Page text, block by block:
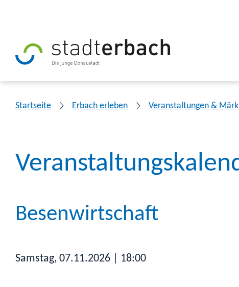
Startseite Erbach erleben Veranstaltungen &
Samstag, 07.11.2026 | 18:00
Besenwirtschaft